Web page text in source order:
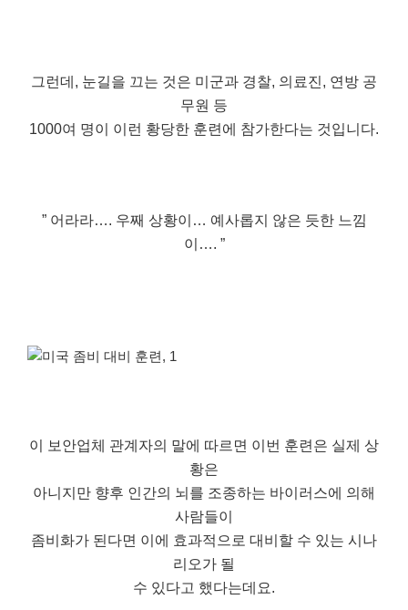
그런데, 눈길을 끄는 것은 미군과 경찰, 의료진, 연방 공
무원 등
1000여 명이 이런 황당한 훈련에 참가한다는 것입니다.
” 어라라…. 우째 상황이… 예사롭지 않은 듯한 느낌
이…. ”
이 보안업체 관계자의 말에 따르면 이번 훈련은 실제 상
황은
아니지만 향후 인간의 뇌를 조종하는 바이러스에 의해
사람들이
좀비화가 된다면 이에 효과적으로 대비할 수 있는 시나
리오가 될
수 있다고 했다는데요.